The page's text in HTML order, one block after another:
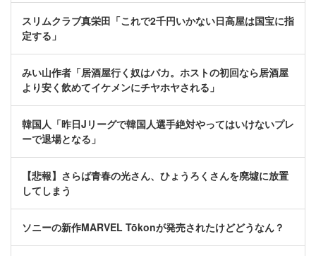
スリムクラブ真栄田「これで2千円いかない日高屋は国宝に指
定する」
みい山作者「居酒屋行く奴はバカ。ホストの初回なら居酒屋
より安く飲めてイケメンにチヤホヤされる」
韓国人「昨日Jリーグで韓国人選手絶対やってはいけないプレ
ーで退場となる」
【悲報】さらば青春の光さん、ひょうろくさんを廃墟に放置
してしまう
ソニーの新作MARVEL Tōkonが発売されたけどどうなん？